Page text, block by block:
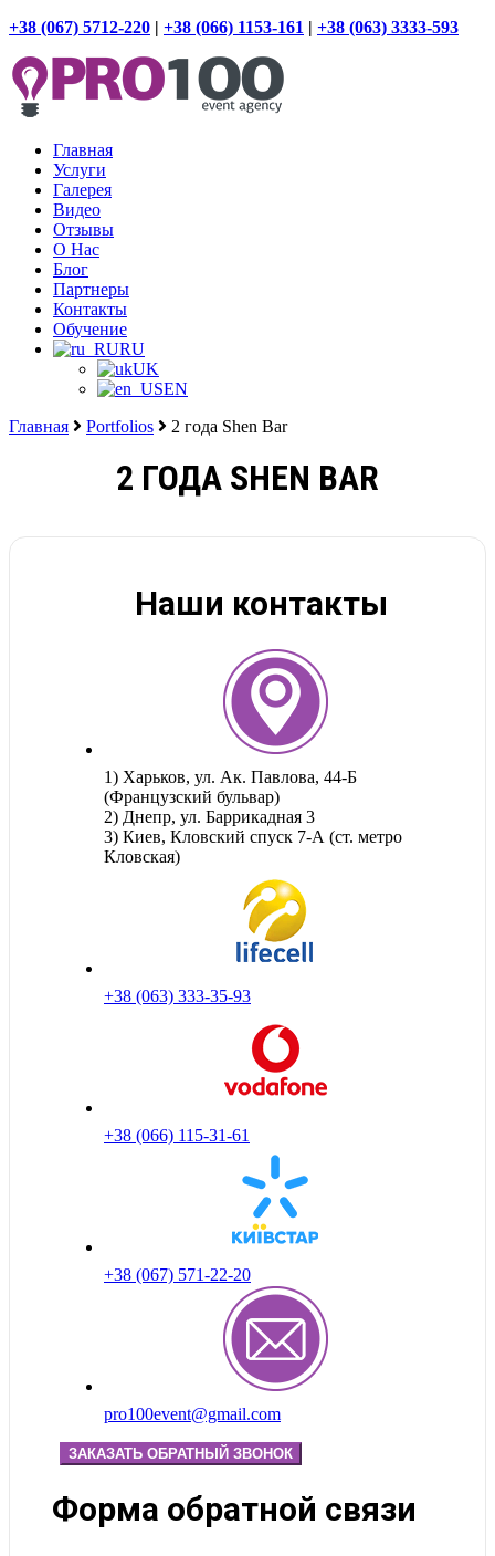
+38 (067) 5712-220 | +38 (066) 1153-161 | +38 (063) 3333-593
Главная
Услуги
Галерея
Видео
Отзывы
О Нас
Блог
Партнеры
Контакты
Обучение
RU
UK
EN
Главная
Portfolios 2 года Shen Bar
2 ГОДА SHEN BAR
Наши контакты
1) Харьков, ул. Ак. Павлова, 44-Б
(Французский бульвар)
2) Днепр, ул. Баррикадная 3
3) Киев, Кловский спуск 7-А (ст. метро
Кловская)
+38 (063) 333-35-93
+38 (066) 115-31-61
+38 (067) 571-22-20
pro100event@gmail.com
ЗАКАЗАТЬ ОБРАТНЫЙ ЗВОНОК
Форма обратной связи